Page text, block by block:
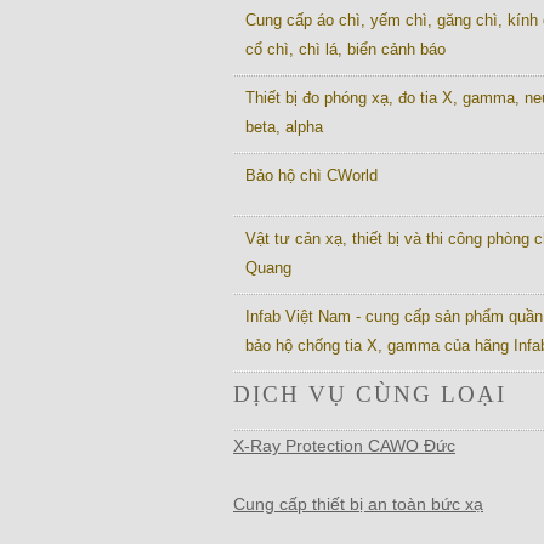
Cung cấp áo chì, yếm chì, găng chì, kính
cổ chì, chì lá, biển cảnh báo
Thiết bị đo phóng xạ, đo tia X, gamma,
beta, alpha
Bảo hộ chì CWorld
Vật tư cản xạ, thiết bị và thi công phòng
Quang
Infab Việt Nam - cung cấp sản phẩm
bảo hộ chống tia X, gamma của hãng
DỊCH VỤ CÙNG LOẠI
X-Ray Protection CAWO Đức
Cung cấp thiết bị an toàn bức xạ